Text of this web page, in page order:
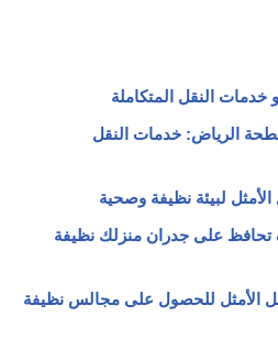
النقل المتكاملة
الرياض: خدمات النقل
لبيئة نظيفة وصحية
على جدران منزلك نظيفة
الأمثل للحصول على مجالس نظيفة